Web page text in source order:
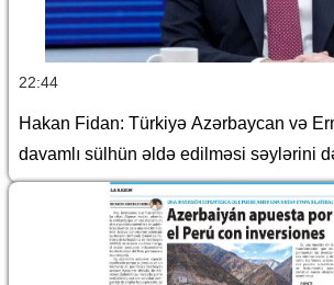
22:44
Hakan Fidan: Türkiyə Azərbaycan və
davamlı sülhün əldə edilməsi səylərini